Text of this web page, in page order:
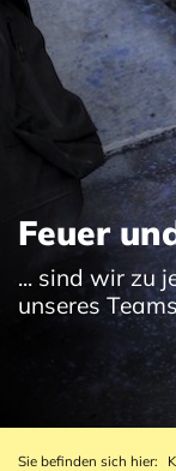
Feuer
... sind wir zu
unseres
Sie befinden sich hier: